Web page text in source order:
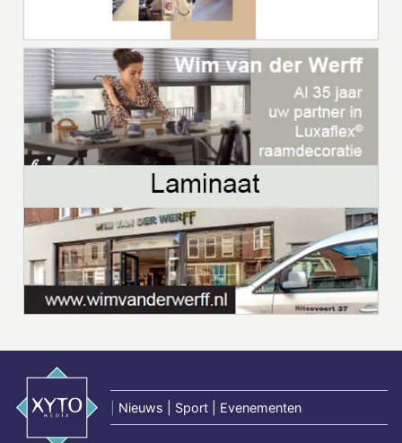
Nieuws | Sport | Evenementen